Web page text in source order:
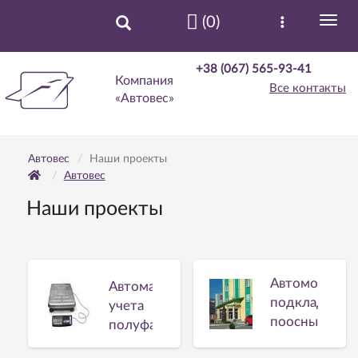
Компания
«Автовес»
+38 (067) 565-93-41
Все контакты
(0)
Автовес
Наши проекты
Автовес
Наши проекты
Автоматизация
учета
полуфабрикатов
подкладные
поосные